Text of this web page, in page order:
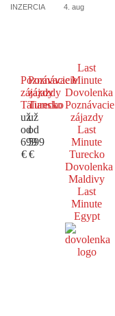
INZERCIA 4. aug
Poznávacie
zájazdy
Taliansko
už
od
699
€
Poznávacie
zájazdy
Turecko
už
od
599
€
Last
Minute
Dovolenka
Poznávacie
zájazdy
Last
Minute
Turecko
Dovolenka
Maldivy
Last
Minute
Egypt